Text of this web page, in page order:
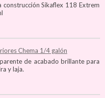
construcción Sikaflex 118 Extrem
Chema 1/4 galón
de acabado brillante para
y laja.